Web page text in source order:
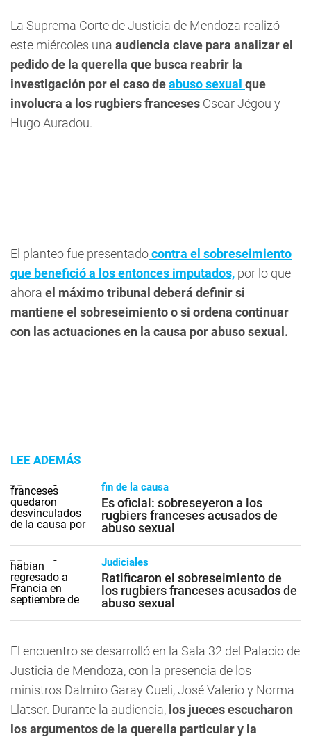
La Suprema Corte de Justicia de Mendoza realizó
este miércoles una audiencia clave para analizar el
pedido de la querella que busca reabrir la
investigación por el caso deabuso sexual que
involucra a los rugbiers franceses Oscar Jégou y
Hugo Auradou.
El planteo fue presentadocontra el sobreseimiento
que benefició a los entonces imputados, por lo que
ahora el máximo tribunal deberá definir si
mantiene el sobreseimiento o si ordena continuar
con las actuaciones en la causa por abuso sexual.
LEE ADEMÁS
fin de la causa
Es oficial: sobreseyeron a los
rugbiers franceses acusados de
abuso sexual
Judiciales
Ratificaron el sobreseimiento de
los rugbiers franceses acusados de
abuso sexual
El encuentro se desarrolló en la Sala 32 del Palacio de
Justicia de Mendoza, con la presencia de los
ministros Dalmiro Garay Cueli, José Valerio y Norma
Llatser. Durante la audiencia, los jueces escucharon
los argumentos de la querella particular y la